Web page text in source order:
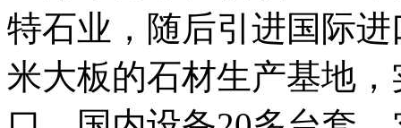
特石业，随后引进国际
米大板的石材生产基地